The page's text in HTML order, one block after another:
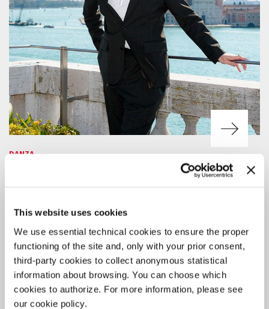
This website uses cookies
We use essential technical cookies to ensure the proper
functioning of the site and, only with your prior consent,
third-party cookies to collect anonymous statistical
information about browsing. You can choose which
cookies to authorize. For more information, please see
our cookie policy.
DANZA
17.000 PRESENZE ALLA BIENNALE
Sir Wayne McGregor confermato Direttore artistico del settore
Danza per il biennio 2027-2028.